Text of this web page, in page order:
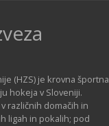
(HZS) je krovna športna
hokeja v Sloveniji.
različnih domačih in
ligah in pokalih; pod